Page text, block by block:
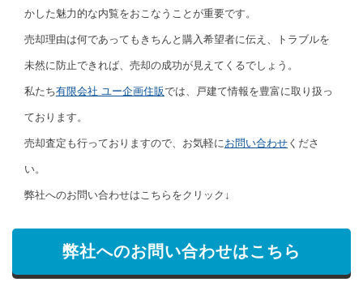
かした魅力的な内覧をおこなうことが重要です。
売却理由は何であってもきちんと購入希望者に伝え、トラブルを
未然に防止できれば、売却の成功が見えてくるでしょう。
私たち有限会社 ユー企画住販では、戸建て情報を豊富に取り扱っ
ております。
売却査定も行っておりますので、お気軽に お問い合わせ くださ
い。
弊社へのお問い合わせはこちらをクリック↓
弊社へのお問い合わせはこちら